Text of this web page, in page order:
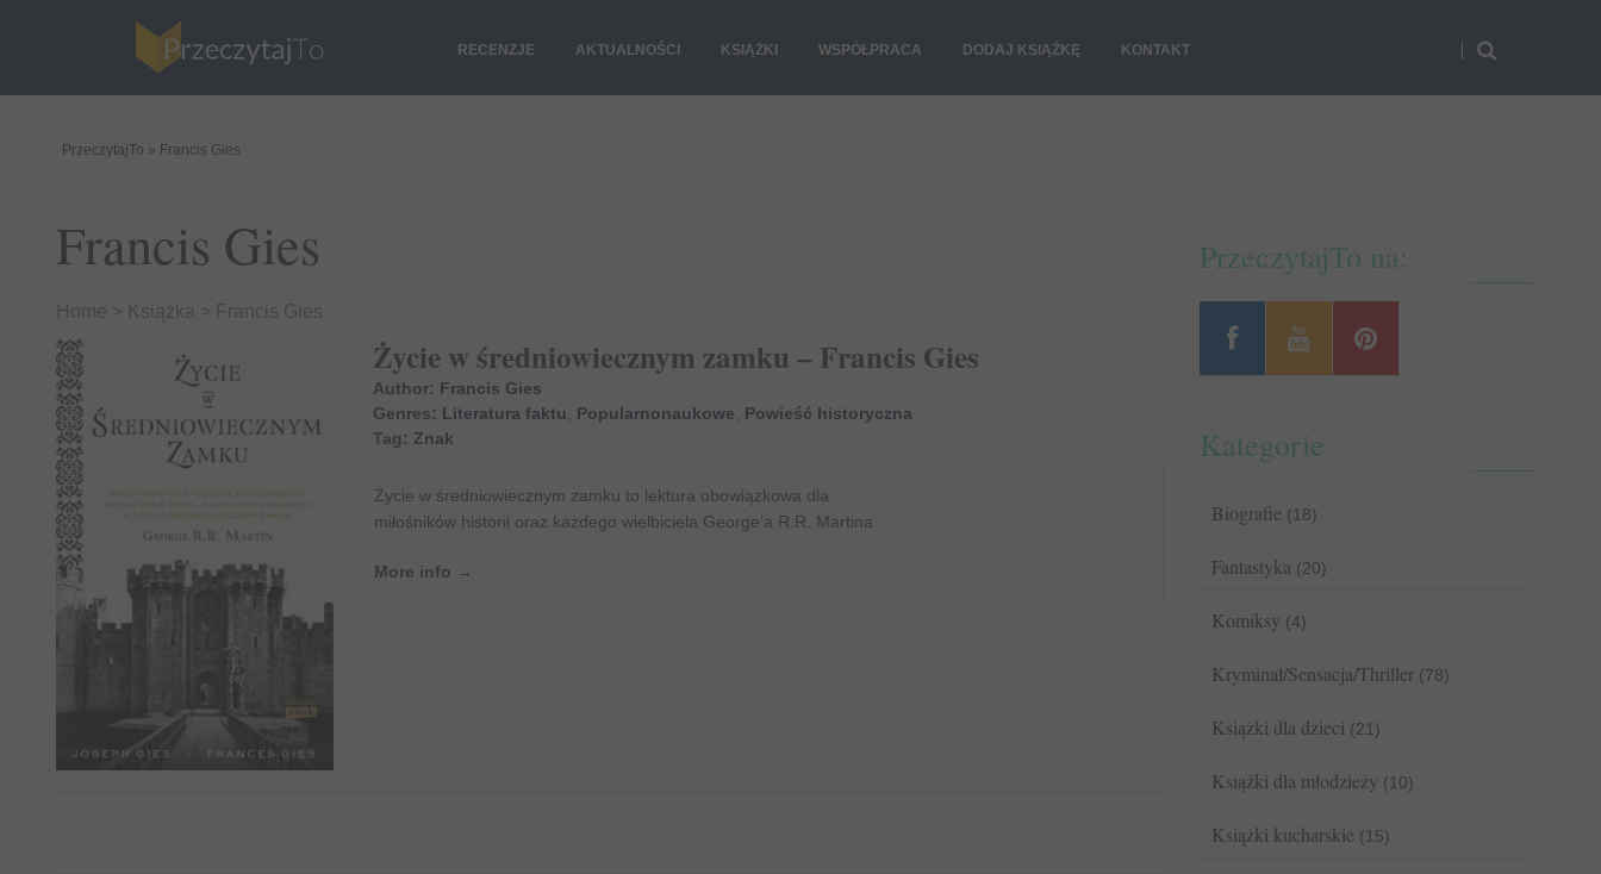
RECENZJE AKTUALNOŚCI KSIĄŻKI WSPÓŁPRACA DODAJ KSIĄŻKĘ KONTAKT
PrzeczytajTo » Francis Gies
Francis Gies
Home Książka Francis Gies
Życie w średniowiecznym zamku – Francis Gies
Author: Francis Gies
Genres: Literatura faktu Popularnonaukowe
Powieść historyczna
Tag: Znak
Życie w średniowiecznym zamku to lektura obowiązkowa dla
miłośników historii oraz każdego wielbiciela George’a R.R. Martina
More info →
PrzeczytajTo na:
Kategorie
Biografie (18)
Fantastyka (20)
Komiksy (4)
Kryminał/Sensacja/Thriller (78)
Książki dla dzieci (21)
Książki dla młodzieży (10)
Książki kucharskie (15)